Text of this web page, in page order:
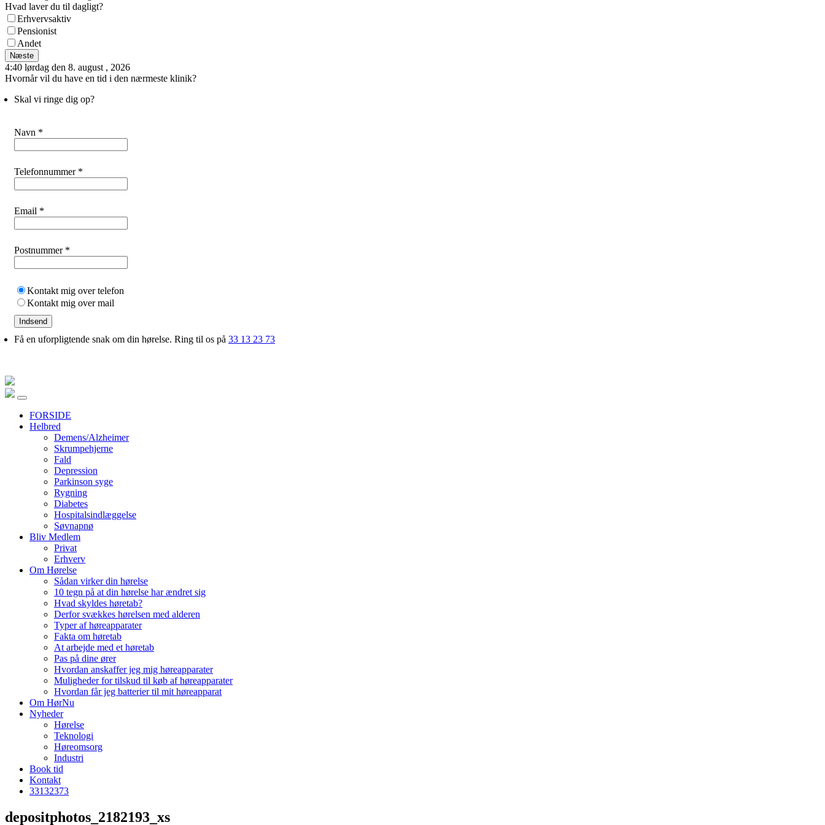
Hvad laver du til dagligt?
Erhvervsaktiv
Pensionist
Andet
Næste
4:40 lørdag den 8. august , 2026
Hvornår vil du have en tid i den nærmeste klinik?
Skal vi ringe dig op?
Navn *
Telefonnummer *
Email *
Postnummer *
Kontakt mig over telefon
Kontakt mig over mail
Indsend
Få en uforpligtende snak om din hørelse. Ring til os på 33 13 23 73
FORSIDE
Helbred
Demens/Alzheimer
Skrumpehjerne
Fald
Depression
Parkinson syge
Rygning
Diabetes
Hospitalsindlæggelse
Søvnapnø
Bliv Medlem
Privat
Erhverv
Om Hørelse
Sådan virker din hørelse
10 tegn på at din hørelse har ændret sig
Hvad skyldes høretab?
Derfor svækkes hørelsen med alderen
Typer af høreapparater
Fakta om høretab
At arbejde med et høretab
Pas på dine ører
Hvordan anskaffer jeg mig høreapparater
Muligheder for tilskud til køb af høreapparater
Hvordan får jeg batterier til mit høreapparat
Om HørNu
Nyheder
Hørelse
Teknologi
Høreomsorg
Industri
Book tid
Kontakt
33132373
depositphotos_2182193_xs